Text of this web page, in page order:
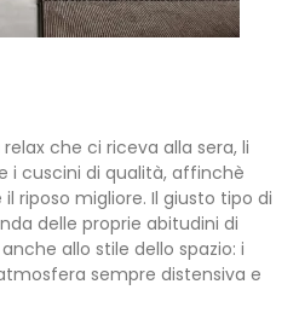
che ci riceva alla sera, li
i cuscini di qualità, affinchè
riposo migliore. Il giusto tipo di
delle proprie abitudini di
allo stile dello spazio: i
sempre distensiva e